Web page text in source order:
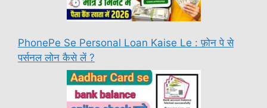
PhonePe Se Personal Loan Kaise Le : फ़ोन पे से
पर्सनल लोन कैसे लें ?